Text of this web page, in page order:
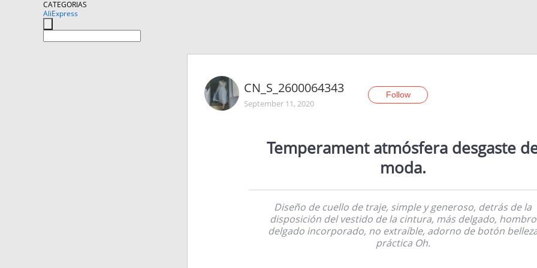
CATEGORIAS
AliExpress
CN_S_2600064343
September 11, 2020
Follow
Temperament atmósfera desgaste
moda.
Diseño de cuello de traje, simple y generoso, detrás de la
disposición del vestido de la cintura, más delgado, hombro
delgado incorporado, no extraíble, adorno de botón
práctica Oh.